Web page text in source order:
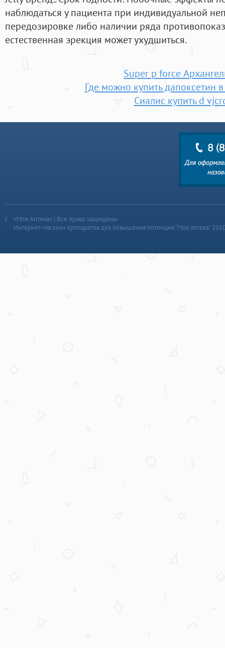
наблюдаться у пациента при индивидуальной
передозировке либо наличии ряда
естественная эрекция может ухудшиться.
Super p force
Где можно купить дапоксетин
Сиалис купить d
«Моя Аптека» | Все права защищены
Интернет-магазин препаратов для повышения потенции “Моя аптека”